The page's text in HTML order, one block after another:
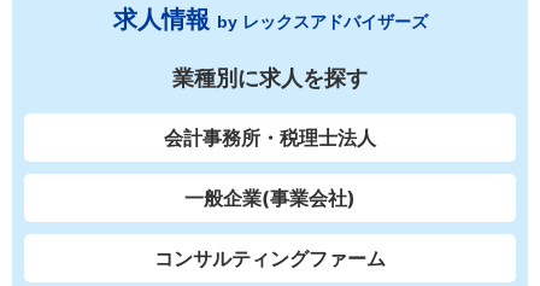
求人情報 by レックスアドバイザーズ
業種別に求人を探す
会計事務所・税理士法人
一般企業(事業会社)
コンサルティングファーム